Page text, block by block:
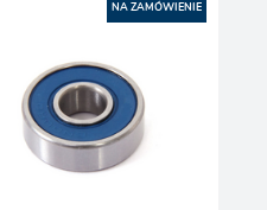
NA ZAMÓWIENIE